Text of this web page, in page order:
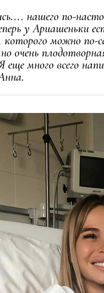
нашего по-
уАриашеньки
которого можно по-
очень
еще много всего